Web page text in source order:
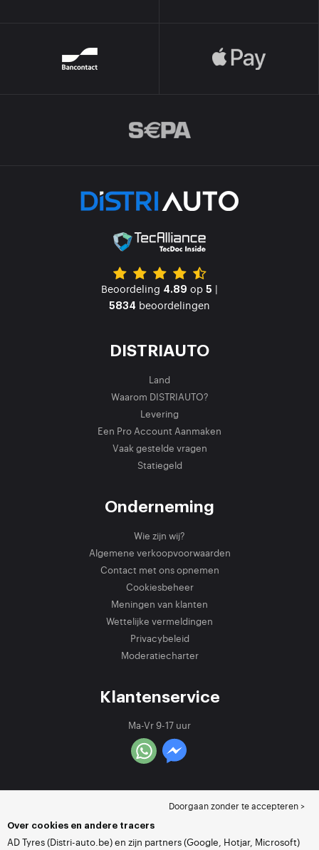
Beoordeling 4.89 op 5 |
5834 beoordelingen
DISTRIAUTO
Land
Waarom DISTRIAUTO?
Levering
Een Pro Account Aanmaken
Vaak gestelde vragen
Statiegeld
Onderneming
Wie zijn wij?
Algemene verkoopvoorwaarden
Contact met ons opnemen
Cookiesbeheer
Meningen van klanten
Wettelijke vermeldingen
Privacybeleid
Moderatiecharter
Klantenservice
Ma-Vr 9-17 uur
Doorgaan zonder te accepteren >
Over cookies en andere tracers
AD Tyres (Distri-auto.be) en zijn partners (Google, Hotjar, Microsoft)